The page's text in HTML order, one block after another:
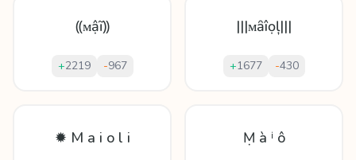
⸨ᴍậĩ⸩
+2219 -967
|||ᴍȃîọļ|||
+1677 -430
✹ M a i o l i Ṃ à ⁱ ô